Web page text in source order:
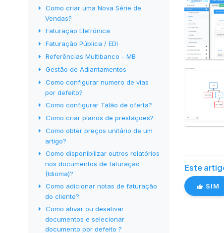
Como criar uma Nova Série de
Vendas?
Faturação Eletrónica
Faturação Pública / EDI
Referências Multibanco - MB
Gestão de Adiantamentos
Como configurar numero de vias
por defeito?
Como configurar Talão de oferta?
Como criar planos de prestações?
Como obter preços unitário de um
artigo?
Como disponibilizar outros relatórios
nos documentos de faturação
(Idioma)?
Como adicionar notas de faturação
do cliente?
Como ativar ou desativar
documentos e selecionar
documento por defeito ?
Este
SIM